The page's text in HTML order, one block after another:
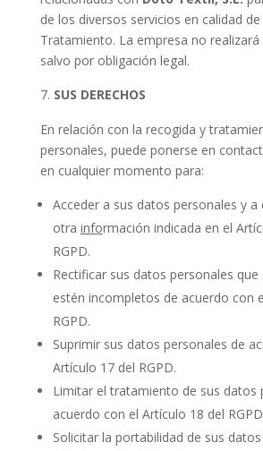
de los diversos servicios en calidad
Tratamiento. La empresa no realizará
salvo por obligación legal.
SUS DERECHOS
En relación con la recogida y
personales, puede ponerse en
en cualquier momento para:
Acceder a sus datos personales y a
otra información indicada en el
RGPD.
Rectificar sus datos personales
estén incompletos de acuerdo con
RGPD.
Suprimir sus datos personales de
Artículo 17 del RGPD.
Limitar el tratamiento de sus datos
acuerdo con el Artículo 18 del
Solicitar la portabilidad de sus